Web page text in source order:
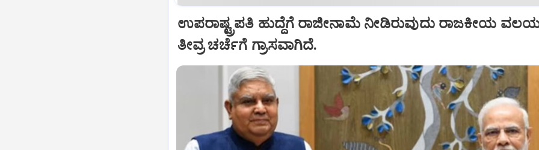
ಉಪರಾಷ್ಟ್ರಪತಿ ಹುದ್ದೆಗೆ ರಾಜೀನಾಮೆ ನೀಡಿರುವುದು ರಾಜಕೀಯ
ತೀವ್ರ ಚರ್ಚೆಗೆ ಗ್ರಾಸವಾಗಿದೆ.